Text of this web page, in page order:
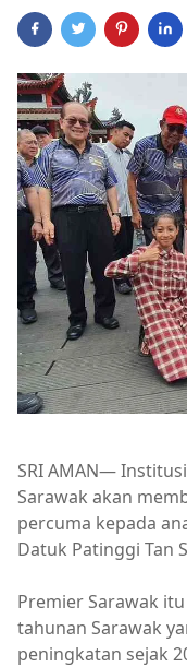
SRI AMAN—
Sarawak akan
percuma kepada
Datuk Patinggi Tan
Premier Sarawak
tahunan Sarawak
peningkatan sejak